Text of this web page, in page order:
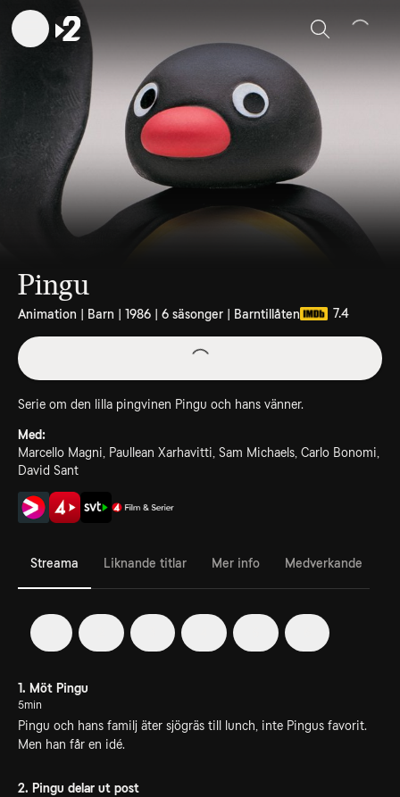
Sök
Pingu
Animation | Barn | 1986 | 6 säsonger | Barntillåten 7.4
Serie om den lilla pingvinen Pingu och hans vänner.
Med:
Marcello Magni, Paullean Xarhavitti, Sam Michaels, Carlo Bonomi,
David Sant
Streama Liknande titlar Mer info Medverkande
1. Möt Pingu
5min
Pingu och hans familj äter sjögräs till lunch, inte Pingus favorit.
Men han får en idé.
2. Pingu delar ut post